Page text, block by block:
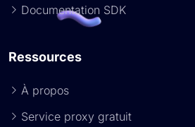
Documentation SDK
Ressources
À propos
Service proxy gratuit